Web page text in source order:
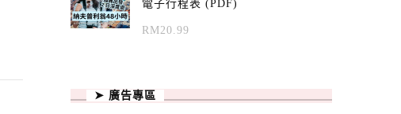
電子行程表 (PDF)
RM20.99
➤ 廣告專區